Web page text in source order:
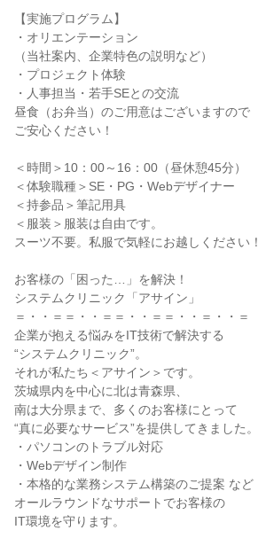
【実施プログラム】
・オリエンテーション
（当社案内、企業特色の説明など）
・プロジェクト体験
・人事担当・若手SEとの交流
昼食（お弁当）のご用意はございますので
ご安心ください！
＜時間＞10：00～16：00（昼休憩45分）
＜体験職種＞SE・PG・Webデザイナー
＜持参品＞筆記用具
＜服装＞服装は自由です。
スーツ不要。私服で気軽にお越しください！
お客様の「困った…」を解決！
システムクリニック「アサイン」
＝・・＝＝・・＝＝・・＝＝・・＝・・＝
企業が抱える悩みをIT技術で解決する
“システムクリニック”。
それが私たち＜アサイン＞です。
茨城県内を中心に北は青森県、
南は大分県まで、多くのお客様にとって
“真に必要なサービス”を提供してきました。
・パソコンのトラブル対応
・Webデザイン制作
・本格的な業務システム構築のご提案 など
オールラウンドなサポートでお客様の
IT環境を守ります。